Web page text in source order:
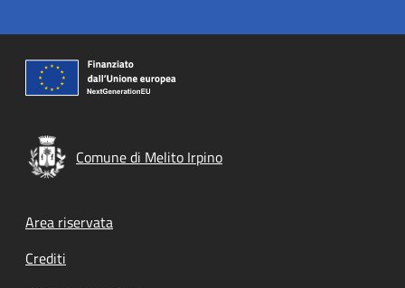
Comune di Melito Irpino
Footer menu
Area riservata
Crediti